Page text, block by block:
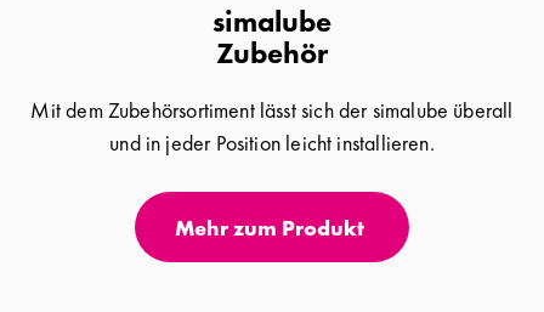
simalube
Zubehör
Mit dem Zubehörsortiment lässt sich der simalube überall
und in jeder Position leicht installieren.
Mehr zum Produkt